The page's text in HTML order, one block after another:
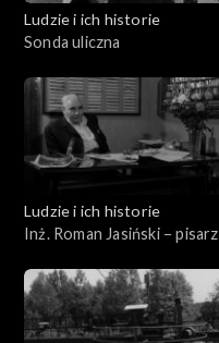
Ludzie i ich historie
Sonda uliczna
Ludzie i ich historie
Inż. Roman Jasiński − pisarz